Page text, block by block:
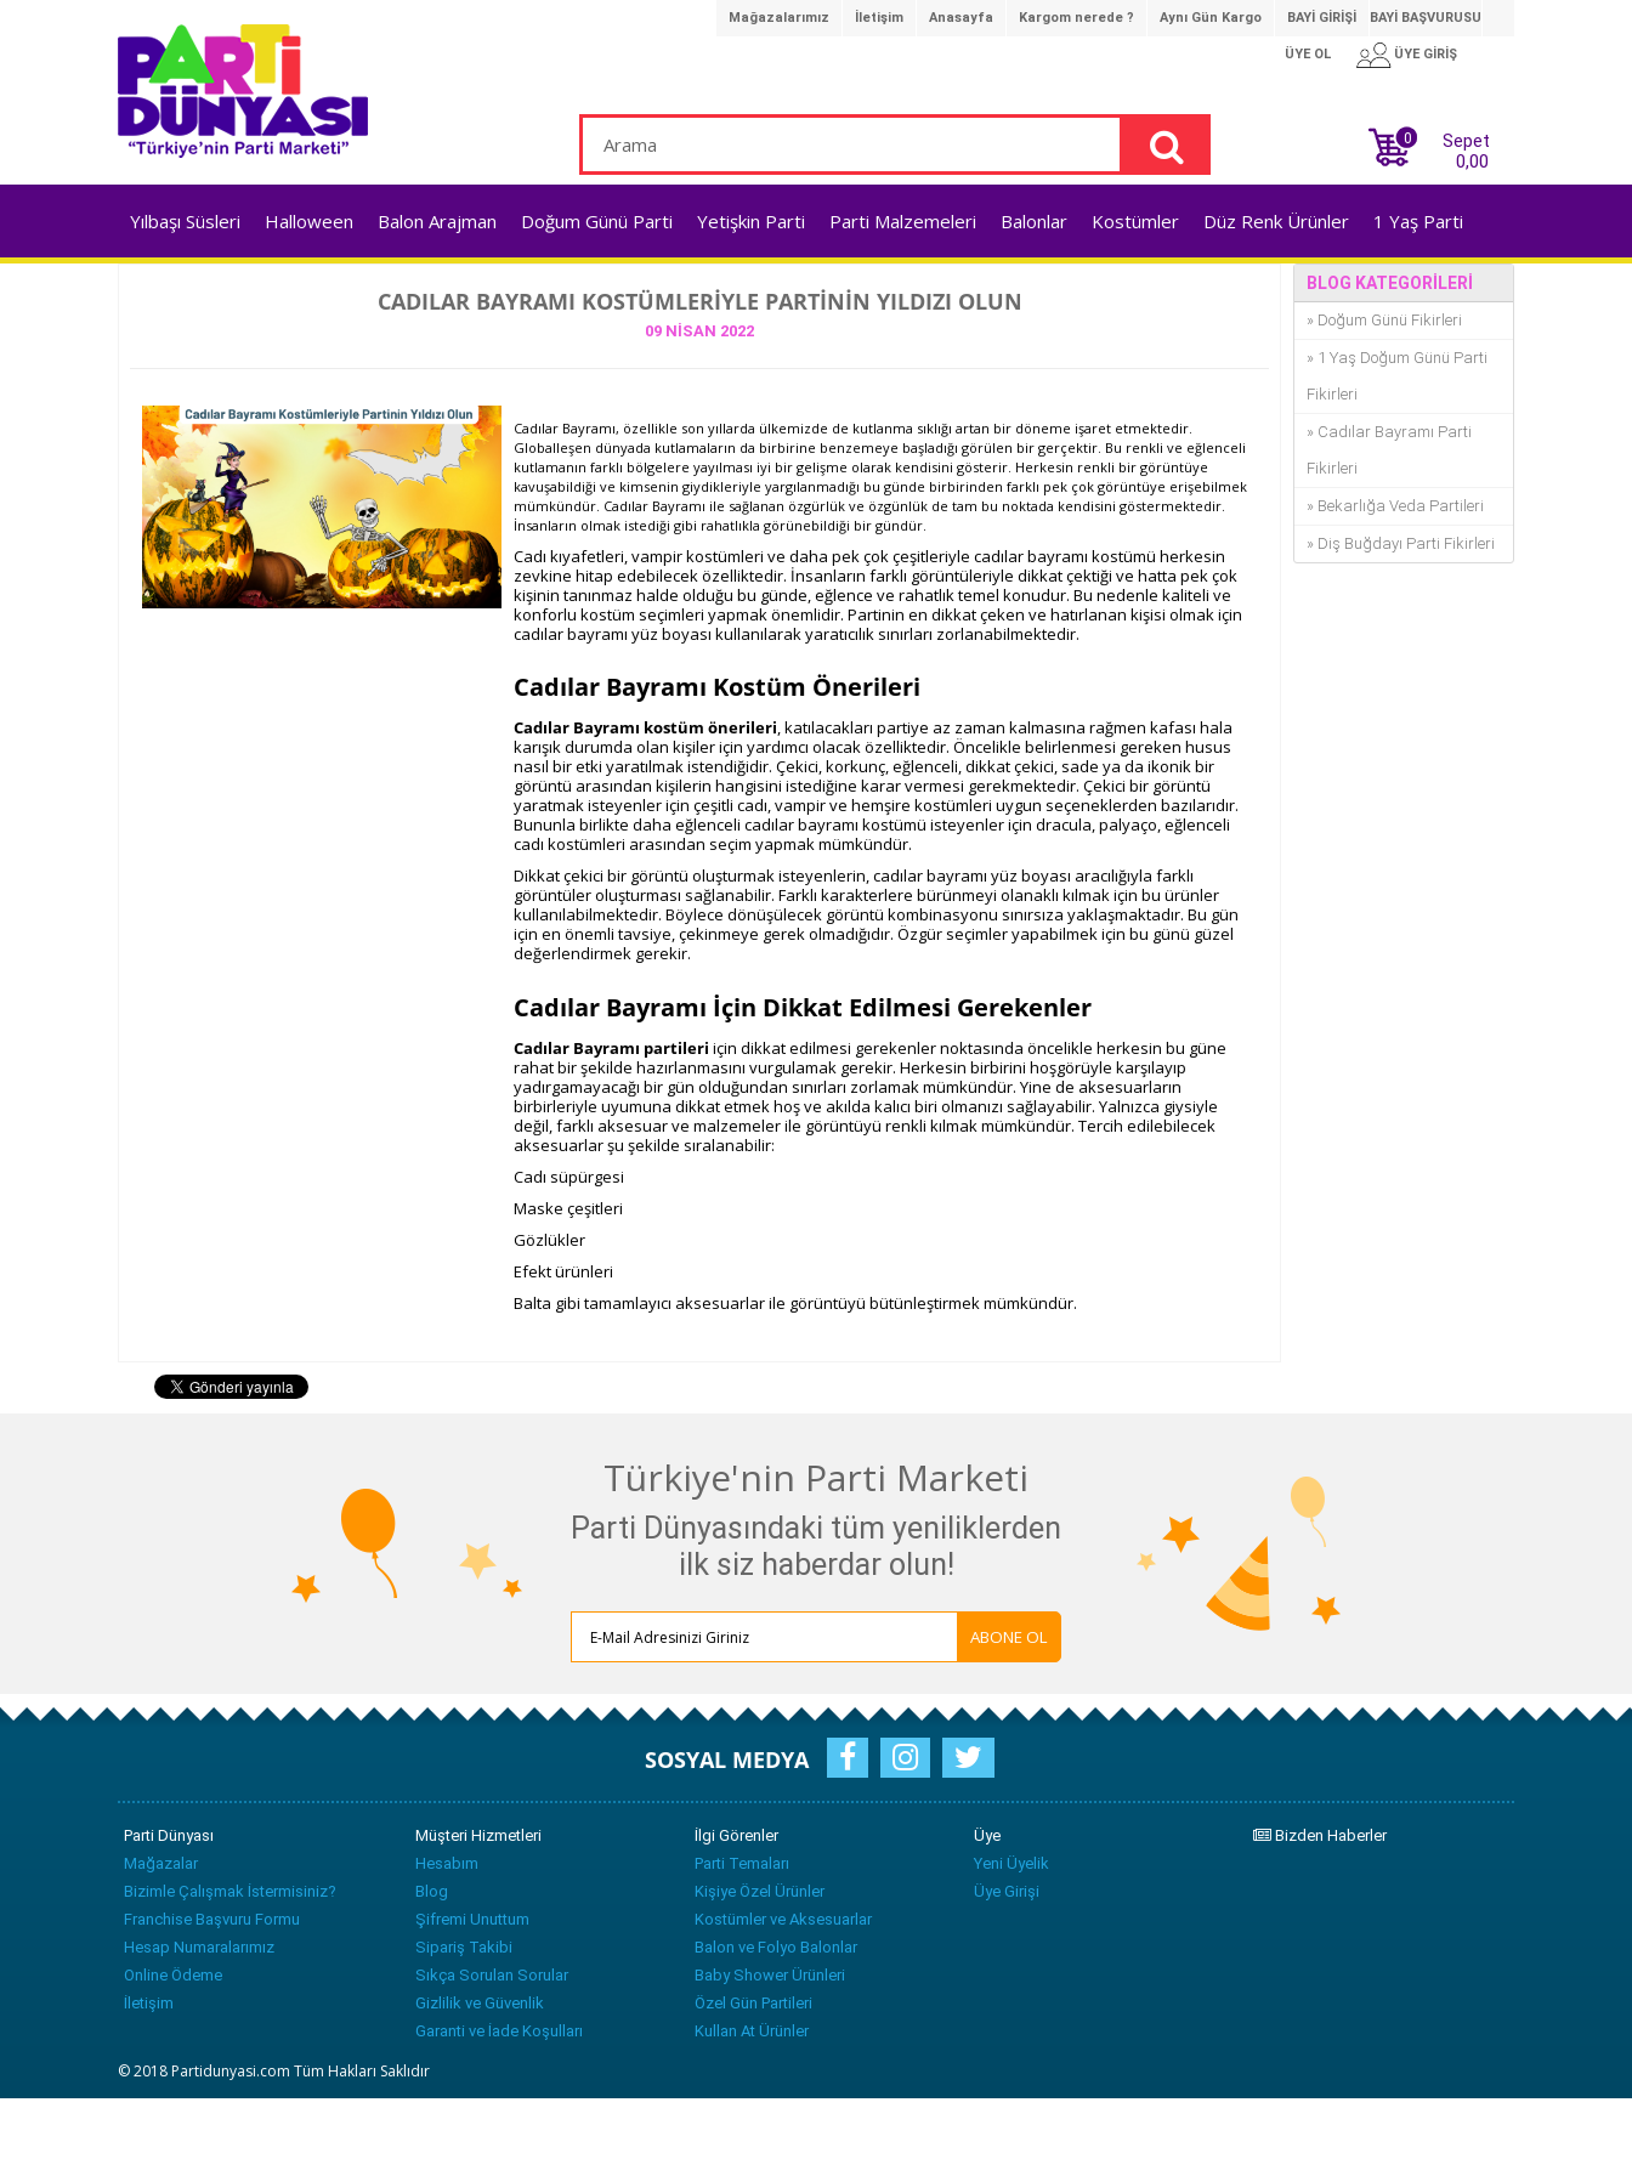
Mağazalarımız İletişim Anasayfa Kargom nerede ? Aynı Gün Kargo BAYİ GİRİŞİ BAYİ BAŞVURUSU
ÜYE GİRİŞ
ÜYE OL
Sepet
0
0,00
Yılbaşı Süsleri Halloween Balon Arajman Doğum Günü Parti Yetişkin Parti Parti Malzemeleri Balonlar Kostümler Düz Renk Ürünler 1 Yaş Parti
CADILAR BAYRAMI KOSTÜMLERIYLE PARTININ YILDIZI OLUN
09 NISAN 2022
Cadılar Bayramı, özellikle son yıllarda ülkemizde de kutlanma sıklığı artan bir döneme işaret etmektedir.
Globalleşen dünyada kutlamaların da birbirine benzemeye başladığı görülen bir gerçektir. Bu renkli ve eğlenceli
kutlamanın farklı bölgelere yayılması iyi bir gelişme olarak kendisini gösterir. Herkesin renkli bir görüntüye
kavuşabildiği ve kimsenin giydikleriyle yargılanmadığı bu günde birbirinden farklı pek çok görüntüye erişebilmek
mümkündür. Cadılar Bayramı ile sağlanan özgürlük ve özgünlük de tam bu noktada kendisini göstermektedir.
İnsanların olmak istediği gibi rahatlıkla görünebildiği bir gündür.
Cadı kıyafetleri, vampir kostümleri ve daha pek çok çeşitleriylecadılar bayramı kostümüherkesin
zevkine hitap edebilecek özelliktedir. İnsanların farklı görüntüleriyle dikkat çektiği ve hatta pek çok
kişinin tanınmaz halde olduğu bu günde, eğlence ve rahatlık temel konudur. Bu nedenle kaliteli ve
konforlu kostüm seçimleri yapmak önemlidir. Partinin en dikkat çeken ve hatırlanan kişisi olmak için
cadılar bayramı yüz boyasıkullanılarak yaratıcılık sınırları zorlanabilmektedir.
Cadılar Bayramı Kostüm Önerileri
Cadılar Bayramı kostüm önerileri,katılacakları partiye az zaman kalmasına rağmen kafası hala
karışık durumda olan kişiler için yardımcı olacak özelliktedir. Öncelikle belirlenmesi gereken husus
nasıl bir etki yaratılmak istendiğidir. Çekici, korkunç, eğlenceli, dikkat çekici, sade ya da ikonik bir
görüntü arasından kişilerin hangisini istediğine karar vermesi gerekmektedir. Çekici bir görüntü
yaratmak isteyenler için çeşitli cadı, vampir ve hemşire kostümleri uygun seçeneklerden bazılarıdır.
Bununla birlikte daha eğlencelicadılar bayramı kostümüisteyenler için dracula, palyaço, eğlenceli
cadı kostümleri arasından seçim yapmak mümkündür.
Dikkat çekici bir görüntü oluşturmak isteyenlerin,cadılar bayramı yüz boyası aracılığıyla farklı
görüntüler oluşturması sağlanabilir. Farklı karakterlere bürünmeyi olanaklı kılmak için bu ürünler
kullanılabilmektedir. Böylece dönüşülecek görüntü kombinasyonu sınırsıza yaklaşmaktadır. Bu gün
için en önemli tavsiye, çekinmeye gerek olmadığıdır. Özgür seçimler yapabilmek için bu günü güzel
değerlendirmek gerekir.
Cadılar Bayramı İçin Dikkat Edilmesi Gerekenler
Cadılar Bayramı partileri için dikkat edilmesi gerekenlernoktasında öncelikle herkesin bu güne
rahat bir şekilde hazırlanmasını vurgulamak gerekir. Herkesin birbirini hoşgörüyle karşılayıp
yadırgamayacağı bir gün olduğundan sınırları zorlamak mümkündür. Yine de aksesuarların
birbirleriyle uyumuna dikkat etmek hoş ve akılda kalıcı biri olmanızı sağlayabilir. Yalnızca giysiyle
değil, farklı aksesuar ve malzemeler ile görüntüyü renkli kılmak mümkündür. Tercih edilebilecek
aksesuarlar şu şekilde sıralanabilir:
Cadı süpürgesi
Maske çeşitleri
Gözlükler
Efekt ürünleri
Balta gibi tamamlayıcı aksesuarlar ile görüntüyü bütünleştirmek mümkündür.
BLOG KATEGORILERI
» Doğum Günü Fikirleri
» 1 Yaş Doğum Günü Parti
Fikirleri
» Cadılar Bayramı Parti
Fikirleri
» Bekarlığa Veda Partileri
» Diş Buğdayı Parti Fikirleri
Türkiye'nin Parti Marketi
Parti Dünyasındaki tüm yeniliklerden
ilk siz haberdar olun!
ABONE OL
SOSYAL MEDYA
Parti Dünyası
Mağazalar
Bizimle Çalışmak İstermisiniz?
Franchise Başvuru Formu
Hesap Numaralarımız
Online Ödeme
İletişim
Müşteri Hizmetleri
Hesabım
Blog
Şifremi Unuttum
Sipariş Takibi
Sıkça Sorulan Sorular
Gizlilik ve Güvenlik
Garanti ve İade Koşulları
İlgi Görenler
Parti Temaları
Kişiye Özel Ürünler
Kostümler ve Aksesuarlar
Balon ve Folyo Balonlar
Baby Shower Ürünleri
Özel Gün Partileri
Kullan At Ürünler
Üye
Yeni Üyelik
Üye Girişi
Bizden Haberler
© 2018 Partidunyasi.com Tüm Hakları Saklıdır